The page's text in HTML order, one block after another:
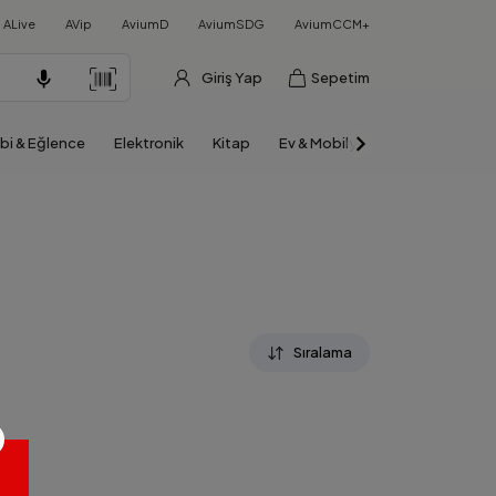
ALive AVip AviumD AviumSDG AviumCCM+
Giriş Yap Sepetim
& Eğlence Elektronik Kitap Ev & Mobilya
Sıralama